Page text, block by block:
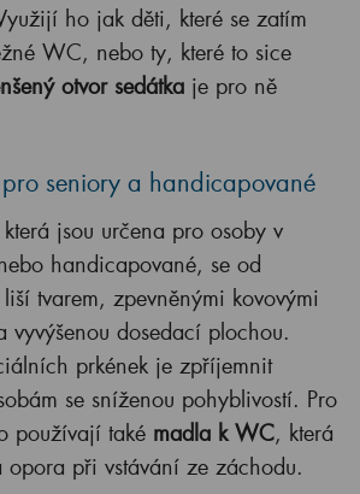
ho jak děti, které se zatím
WC, nebo ty, které to sice
otvor sedátka je pro ně
seniory a handicapované
jsou určena pro osoby v
handicapované, se od
tvarem, zpevněnými kovovými
vyvýšenou dosedací plochou.
prkének je zpříjemnit
se sníženou pohyblivostí. Pro
používají také madla k WC, která
opora při vstávání ze záchodu.